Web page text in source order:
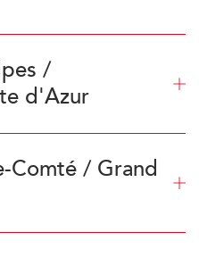
/
d'Azur
Jeanne d’Arc (Collonges-
Marcel Dubuis (Luzy,
: École Saint Mauront –
Comté / Grand
Sarrien – Bourbon-